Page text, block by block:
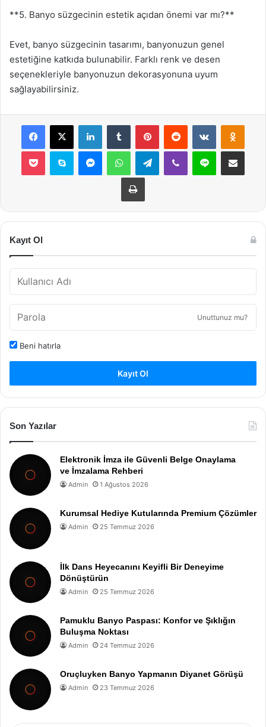
**5. Banyo süzgecinin estetik açıdan önemi var mı?**
Evet, banyo süzgecinin tasarımı, banyonuzun genel
estetiğine katkıda bulunabilir. Farklı renk ve desen
seçenekleriyle banyonuzun dekorasyonuna uyum
sağlayabilirsiniz.
Facebook
X LinkedInTumblr PinterestReddit VKontakte
Pocket Skype MessengerWhatsAppTelegramViber Line E-Posta ile
Yazdır
Kayıt Ol
Unuttunuz mu?
Beni hatırla
Kayıt Ol
Son Yazılar
Elektronik İmza ile Güvenli Belge Onaylama
ve İmzalama Rehberi
Admin 1 Ağustos 2026
Kurumsal Hediye Kutularında Premium Çözümler
Admin 25 Temmuz 2026
İlk Dans Heyecanını Keyifli Bir Deneyime
Dönüştürün
Admin 25 Temmuz 2026
Pamuklu Banyo Paspası: Konfor ve Şıklığın
Buluşma Noktası
Admin 24 Temmuz 2026
Oruçluyken Banyo Yapmanın Diyanet Görüşü
Admin 23 Temmuz 2026